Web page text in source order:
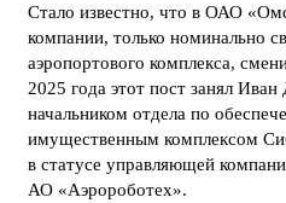
Стало известно, что в ОАО
компании, только номинально
аэропортового комплекса,
2025 года этот пост занял
начальником отдела по
имущественным комплексом
в статусе управляющей
АО «Аэророботех».